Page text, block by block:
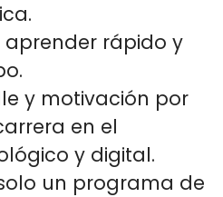
rápido y
y motivación por
en el
y digital.
un programa de